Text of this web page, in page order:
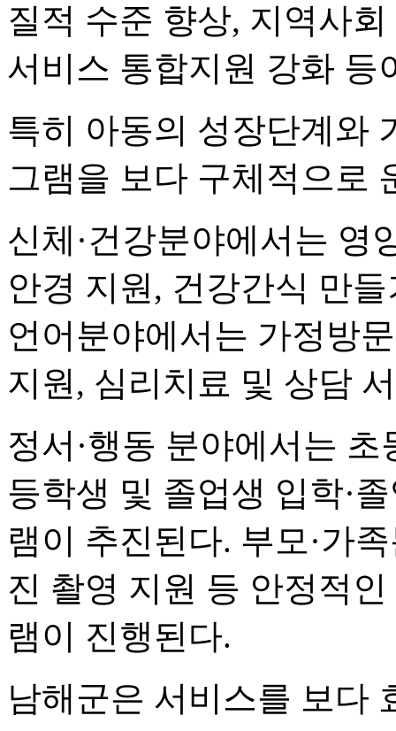
질적 수준 향상, 지역사
서비스 통합지원 강화 등
특히 아동의 성장단계와
그램을 보다 구체적으로
신체·건강분야에서는 영
안경 지원, 건강간식 만
언어분야에서는 가정방
지원, 심리치료 및 상담
정서·행동 분야에서는
등학생 및 졸업생 입학·
램이 추진된다. 부모·가
진 촬영 지원 등 안정적
램이 진행된다.
남해군은 서비스를 보다